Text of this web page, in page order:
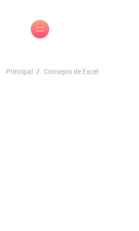
Principal Consejos de Excel